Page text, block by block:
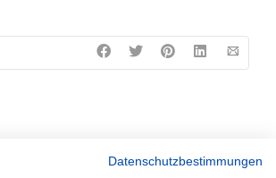
Datenschutzbestimmungen